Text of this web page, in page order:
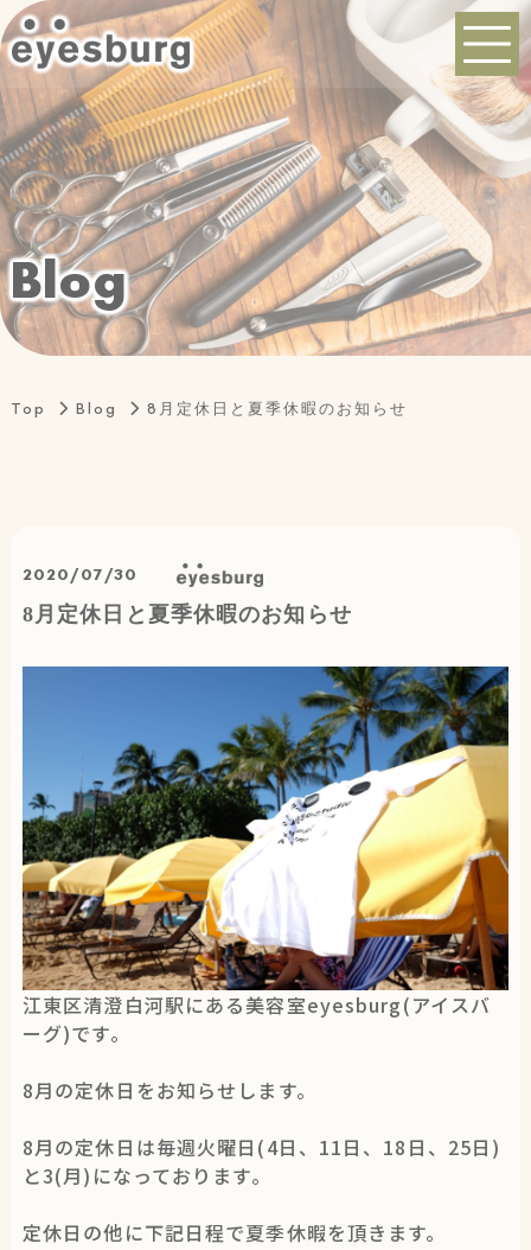
Blog
Top Blog 8月定休日と夏季休暇のお知らせ
2020/07/30 eyesburg
8月 定休 日 と 夏季休暇のお知 らせ
江東区清澄白河駅にある美容室eyesburg(アイスバ
ーグ)です。
8月の定休日をお知らせします。
8月の定休日は毎週火曜日(4日、11日、18日、25日)
と3(月)になっております。
定休日の他に下記日程で夏季休暇を頂きます。